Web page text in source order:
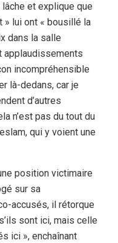
lâche et explique que
» lui ont « bousillé la
dans la salle
applaudissements
incompréhensible
là-dedans, car je
d’autres
n’est pas du tout du
qui y voient une
position victimaire
sur sa
accusés, il rétorque
sont ici, mais celle
ici », enchaînant